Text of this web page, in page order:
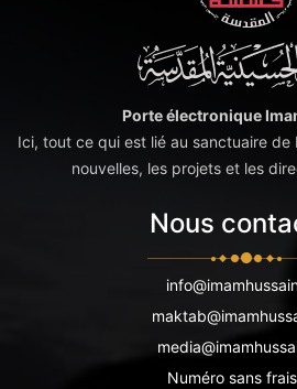
Porte électronique
Ici, tout ce qui est lié au sanctuaire de
nouvelles, les projets et les
Nous
Numéro sans frais